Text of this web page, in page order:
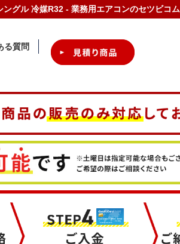
グル 冷媒R32 - 業務用エアコンのセツビコム
る質問